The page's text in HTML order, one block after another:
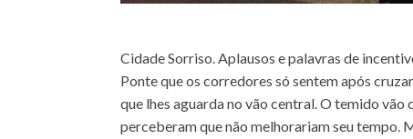
Cidade Sorriso. Aplausos e palavras de
Ponte que os corredores só sentem após
que lhes aguarda no vão central. O temido
perceberam que não melhorariam seu tempo.